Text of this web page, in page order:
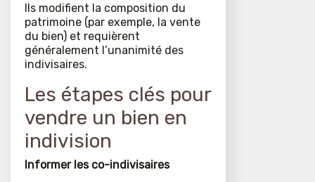
Ils modifient la composition du
patrimoine (par exemple, la vente
du bien) et requièrent
généralement l’unanimité des
indivisaires.
Les étapes clés pour
vendre un bien en
indivision
Informer les co-indivisaires